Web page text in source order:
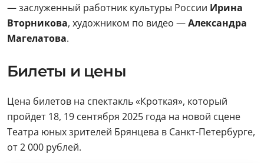
— заслуженный работник культуры России Ирина
Вторникова, художником по видео —Александра
Магелатова.
Билеты и цены
Цена билетов на спектакль «Кроткая», который
пройдет 18, 19 сентября 2025 года на новой сцене
Театра юных зрителей Брянцева в Санкт-Петербурге,
от 2 000 рублей.